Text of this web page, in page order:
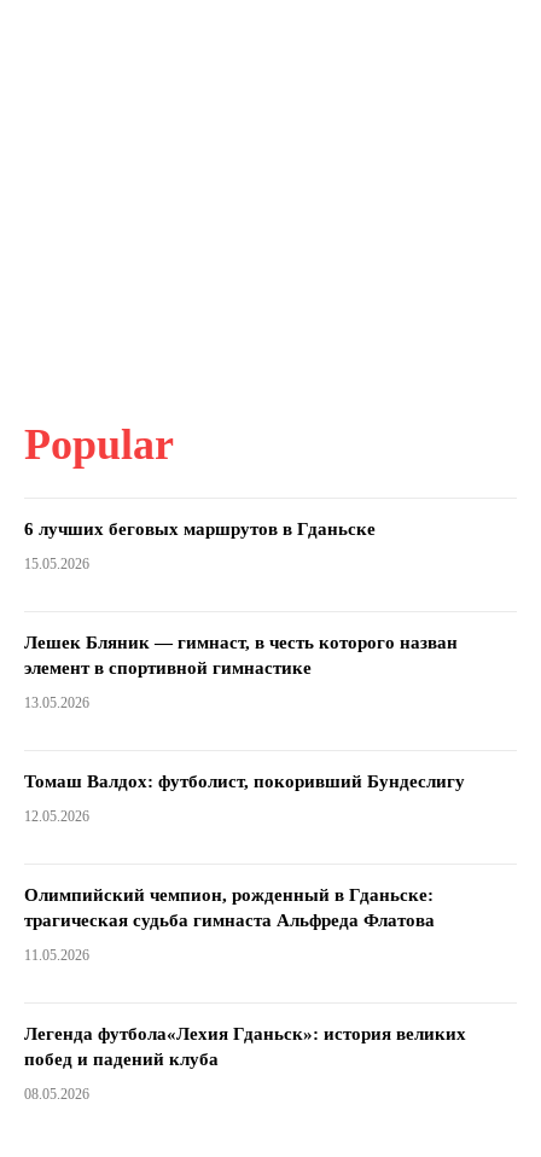
Popular
6 лучших беговых маршрутов в Гданьске
15.05.2026
Лешек Бляник — гимнаст, в честь которого назван
элемент в спортивной гимнастике
13.05.2026
Томаш Валдох: футболист, покоривший Бундеслигу
12.05.2026
Олимпийский чемпион, рожденный в Гданьске:
трагическая судьба гимнаста Альфреда Флатова
11.05.2026
Легенда футбола«Лехия Гданьск»: история великих
побед и падений клуба
08.05.2026